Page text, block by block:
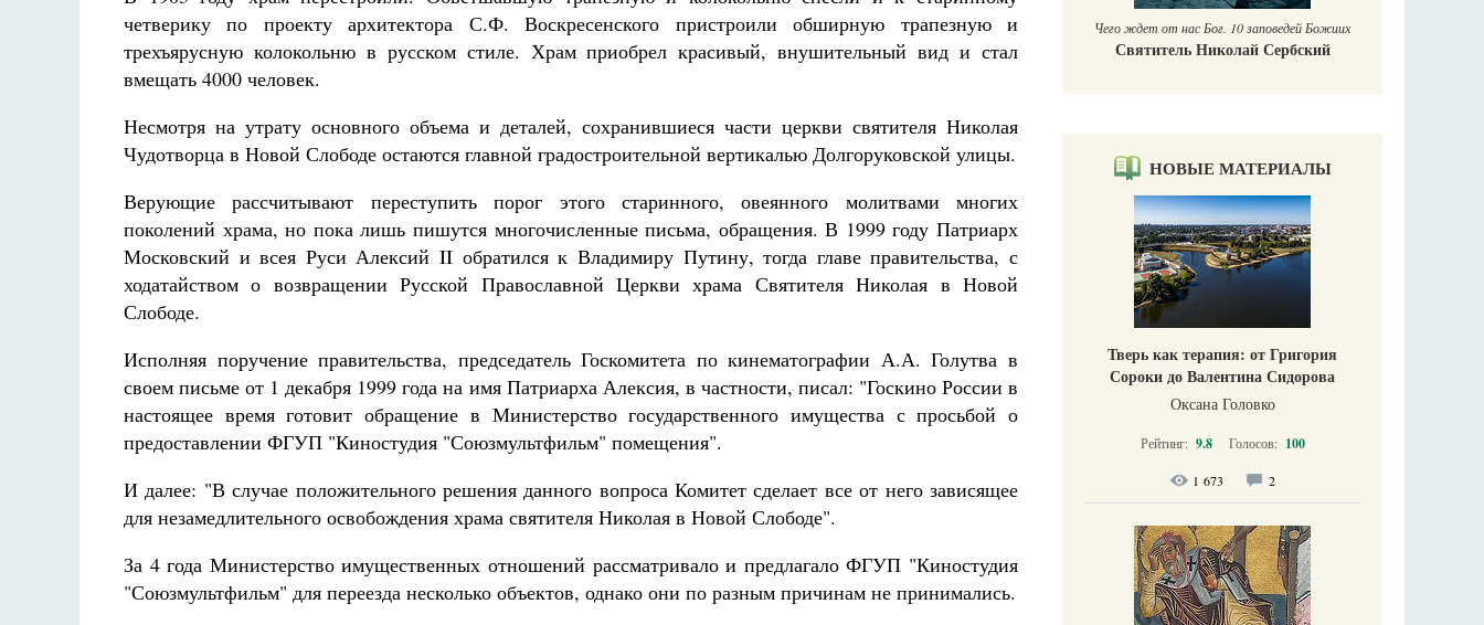
четверику по проекту архитектора С.Ф. Воскресенского пристроили обширную трапезную и
трехъярусную колокольню в русском стиле. Храм приобрел красивый, внушительный вид и стал
вмещать 4000 человек.
Несмотря на утрату основного объема и деталей, сохранившиеся части церкви святителя Николая
Чудотворца в Новой Слободе остаются главной градостроительной вертикалью Долгоруковской улицы.
Верующие рассчитывают переступить порог этого старинного, овеянного молитвами многих
поколений храма, но пока лишь пишутся многочисленные письма, обращения. В 1999 году Патриарх
Московский и всея Руси Алексий II обратился к Владимиру Путину, тогда главе правительства, с
ходатайством о возвращении Русской Православной Церкви храма Святителя Николая в Новой
Слободе.
Исполняя поручение правительства, председатель Госкомитета по кинематографии А.А. Голутва в
своем письме от 1 декабря 1999 года на имя Патриарха Алексия, в частности, писал: "Госкино России в
настоящее время готовит обращение в Министерство государственного имущества с просьбой о
предоставлении ФГУП "Киностудия "Союзмультфильм" помещения".
И далее: "В случае положительного решения данного вопроса Комитет сделает все от него зависящее
для незамедлительного освобождения храма святителя Николая в Новой Слободе".
За 4 года Министерство имущественных отношений рассматривало и предлагало ФГУП "Киностудия
"Союзмультфильм" для переезда несколько объектов, однако они по разным причинам не принимались.
Разлуки не будет
Фредерика де Грааф Чего ждет от нас Бог. 10 заповедей Божиих
Святитель Николай Сербский
НОВЫЕ МАТЕРИАЛЫ
Тверь как терапия: от Григория
Сороки до Валентина Сидорова
Оксана Головко
Рейтинг: 9.8 Голосов: 100
1 673 2